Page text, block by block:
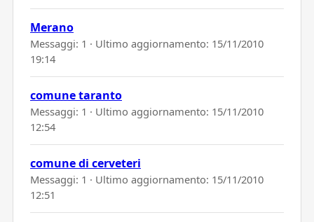
Merano
Messaggi: 1 · Ultimo aggiornamento: 15/11/2010
19:14
comune taranto
Messaggi: 1 · Ultimo aggiornamento: 15/11/2010
12:54
comune di cerveteri
Messaggi: 1 · Ultimo aggiornamento: 15/11/2010
12:51